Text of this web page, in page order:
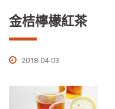
金桔檸檬紅茶
2018-04-03